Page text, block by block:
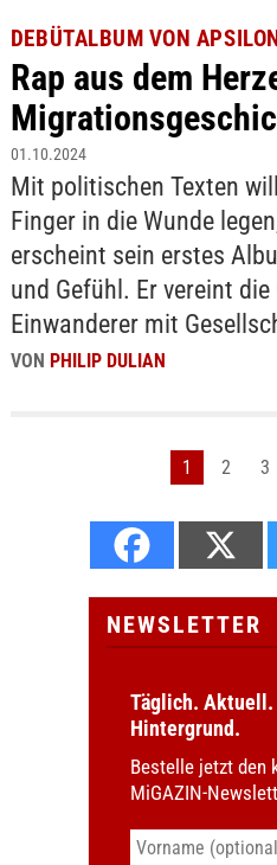
DEBÜTALBUM VON
Rap aus dem
01.10.2024
Mit politischen Texten
Finger in die Wunde
erscheint sein erstes
und Gefühl. Er vereint
Einwanderer mit
VON PHILIP DULIAN
1 2 3
NEWSLETTER
Täglich.
Hintergrund.
Bestelle jetzt den
MiGAZIN-